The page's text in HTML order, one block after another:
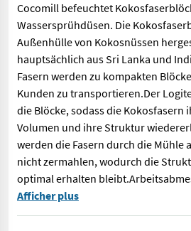
Cocomill befeuchtet
Wassersprühdüsen. Die
Außenhülle von Kokosnüssen
hauptsächlich aus Sri Lanka und
Fasern werden zu kompakten
Kunden zu transportieren.Der
die Blöcke, sodass die Kokosfasern
Volumen und ihre Struktur
werden die Fasern durch die Mühle
nicht zermahlen, wodurch die
optimal erhalten
Maschine zum Aufquellen von
Afficher plus